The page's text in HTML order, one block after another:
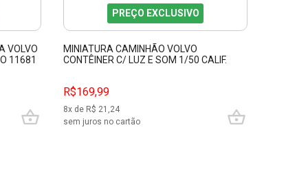
VOLVO
11681
PREÇO EXCLUSIVO
MINIATURA CAMINHÃO VOLVO
CONTÊINER C/ LUZ E SOM 1/50 CALIF.
R$169,99
8x de R$ 21,24
sem juros no cartão